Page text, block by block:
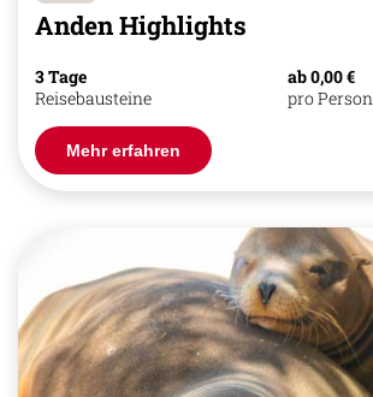
Anden Highlights
3 Tage
Reisebausteine
ab 0,00 €
pro Person
Mehr erfahren